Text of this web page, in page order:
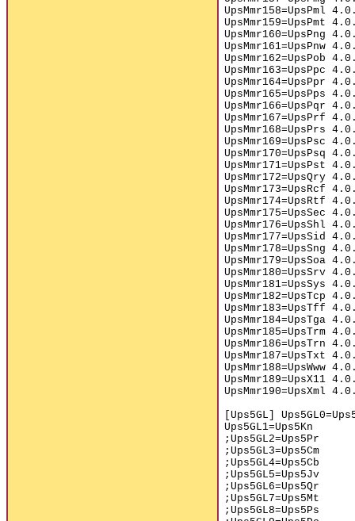
UpsMmr158=UpsPml
UpsMmr159=UpsPmt
UpsMmr160=UpsPng
UpsMmr161=UpsPnw
UpsMmr162=UpsPob
UpsMmr163=UpsPpc
UpsMmr164=UpsPpr
UpsMmr165=UpsPps
UpsMmr166=UpsPqr
UpsMmr167=UpsPrf
UpsMmr168=UpsPrs
UpsMmr169=UpsPsc
UpsMmr170=UpsPsq
UpsMmr171=UpsPst
UpsMmr172=UpsQry
UpsMmr173=UpsRcf
UpsMmr174=UpsRtf
UpsMmr175=UpsSec
UpsMmr176=UpsShl
UpsMmr177=UpsSid
UpsMmr178=UpsSng
UpsMmr179=UpsSoa
UpsMmr180=UpsSrv
UpsMmr181=UpsSys
UpsMmr182=UpsTcp
UpsMmr183=UpsTff
UpsMmr184=UpsTga
UpsMmr185=UpsTrm
UpsMmr186=UpsTrn
UpsMmr187=UpsTxt
UpsMmr188=UpsWww
UpsMmr189=UpsX11
UpsMmr190=UpsXml
[Ups5GL]
Ups5GL1=Ups5Kn
;Ups5GL2=Ups5Pr
;Ups5GL3=Ups5Cm
;Ups5GL4=Ups5Cb
;Ups5GL5=Ups5Jv
;Ups5GL6=Ups5Qr
;Ups5GL7=Ups5Mt
;Ups5GL8=Ups5Ps